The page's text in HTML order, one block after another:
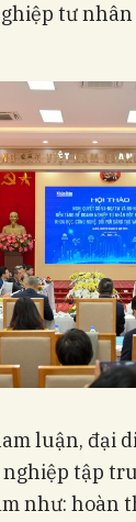
tư
luận, đại
tập
như: hoàn